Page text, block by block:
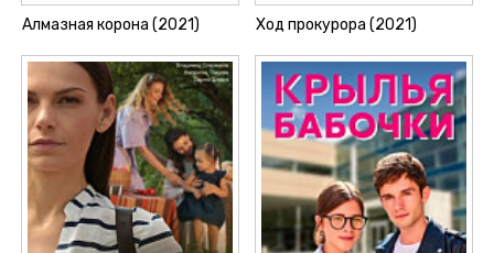
Алмазная корона (2021) Ход прокурора (2021)